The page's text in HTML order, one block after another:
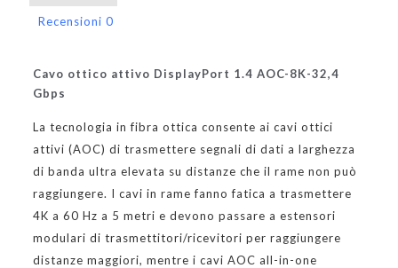
Recensioni 0
Cavo ottico attivo DisplayPort 1.4 AOC-8K-32,4
Gbps
La tecnologia in fibra ottica consente ai cavi ottici
attivi (AOC) di trasmettere segnali di dati a larghezza
di banda ultra elevata su distanze che il rame non può
raggiungere. I cavi in rame fanno fatica a trasmettere
4K a 60 Hz a 5 metri e devono passare a estensori
modulari di trasmettitori/ricevitori per raggiungere
distanze maggiori, mentre i cavi AOC all-in-one